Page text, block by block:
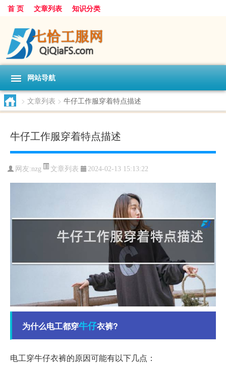
首 页 文章列表 知识分类
网站导航
> 文章列表 > 牛仔工作服穿着特点描述
牛仔工作服穿着特点描述
网友:nzg 文章列表 2024-02-13 15:13:22
为什么电工都穿牛仔衣裤?
电工穿牛仔衣裤的原因可能有以下几点：